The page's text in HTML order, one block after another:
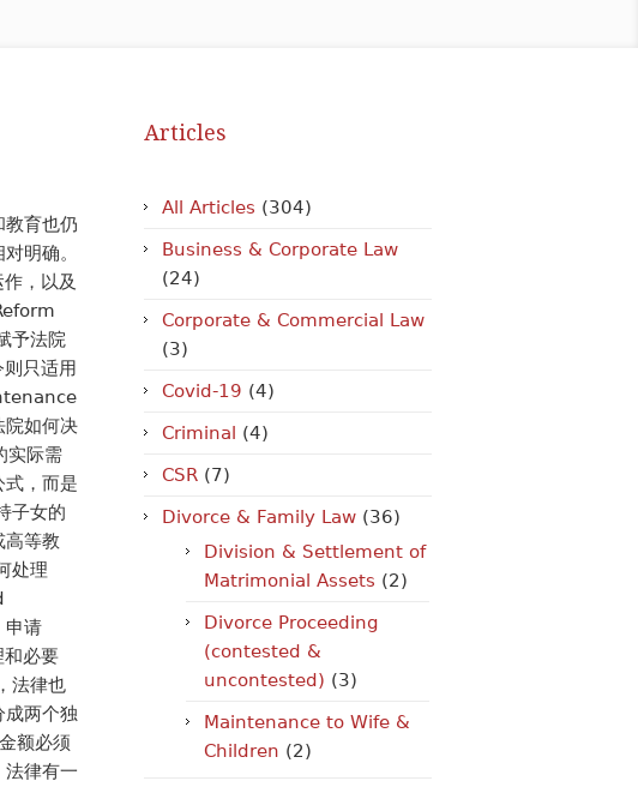
教育也仍
明确。
，以及
予法院
只适用
如何决
实际需
，而是
子女的
高等教
处理
申请
必要
法律也
两个独
额必须
律有一
Articles
All Articles (304)
Business & Corporate Law
(24)
Corporate & Commercial Law
(3)
Covid-19 (4)
Criminal (4)
CSR (7)
Divorce & Family Law (36)
Division & Settlement of
Matrimonial Assets (2)
Divorce Proceeding
(contested &
uncontested) (3)
Maintenance to Wife &
Children (2)